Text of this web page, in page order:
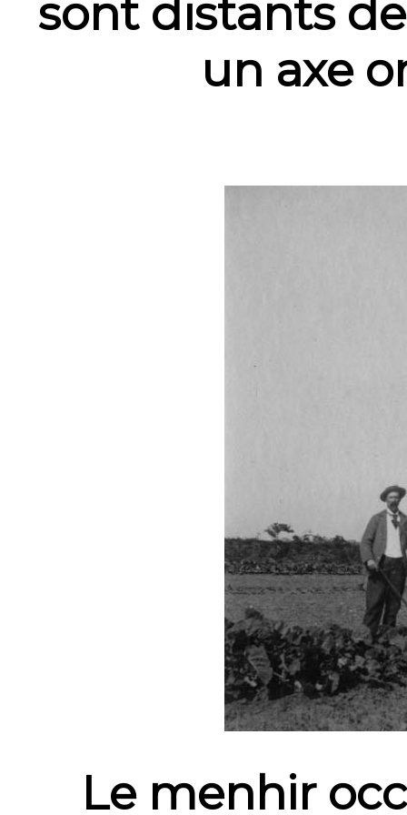
sont distants
un axe
Le menhir